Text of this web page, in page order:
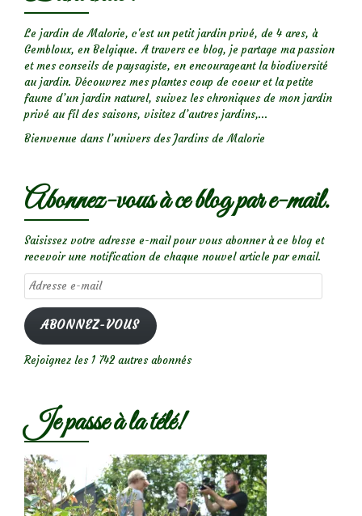
Le jardin de Malorie, c'est un petit jardin privé, de 4 ares, à
Gembloux, en Belgique. A travers ce blog, je partage ma passion
et mes conseils de paysagiste, en encourageant la biodiversité
au jardin. Découvrez mes plantes coup de coeur et la petite
faune d’un jardin naturel, suivez les chroniques de mon jardin
privé au fil des saisons, visitez d’autres jardins,...
Bienvenue dans l’univers des Jardins de Malorie
Abonnez-vous à ce blog par e-mail.
Saisissez votre adresse e-mail pour vous abonner à ce blog et
recevoir une notification de chaque nouvel article par email.
Adresse
e-
mail
ABONNEZ-VOUS
Rejoignez les 1 742 autres abonnés
Je passe à la télé!